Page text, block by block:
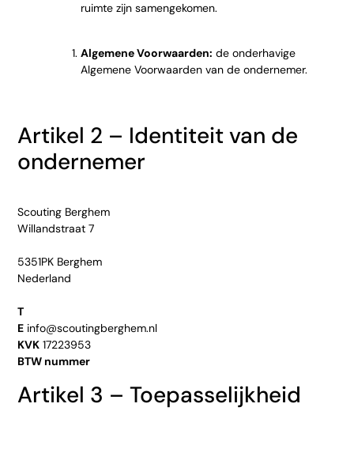
ruimte zijn samengekomen.
Algemene Voorwaarden: de onderhavige
Algemene Voorwaarden van de ondernemer.
Artikel 2 – Identiteit van de
ondernemer
Scouting Berghem
Willandstraat 7
5351PK Berghem
Nederland
T
E info@scoutingberghem.nl
KVK 17223953
BTW nummer
Artikel 3 – Toepasselijkheid